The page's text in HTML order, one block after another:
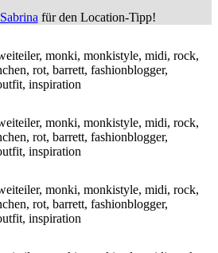
Sabrina für den Location-Tipp!